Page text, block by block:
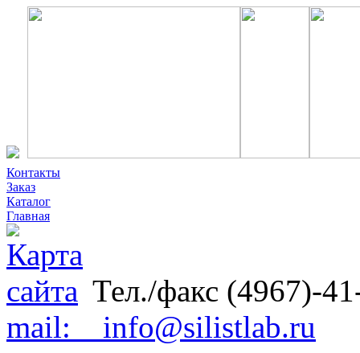
Контакты
Заказ
Каталог
Главная
Тел./факс (4967)-
mail: info@silistlab.ru